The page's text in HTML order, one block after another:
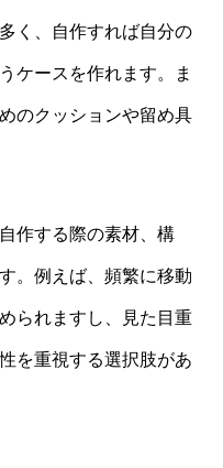
く、自作すれば自分の
ケースを作れます。ま
のクッションや留め具
作する際の素材、構
。例えば、頻繁に移動
られますし、見た目重
を重視する選択肢があ